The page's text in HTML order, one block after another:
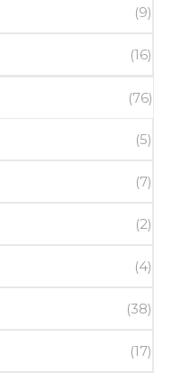
(9)
(16)
(76)
(5)
(7)
(2)
(4)
(38)
(17)